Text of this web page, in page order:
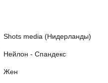
Shots media (Нидерланды)
Нейлон - Спандекс
Жен